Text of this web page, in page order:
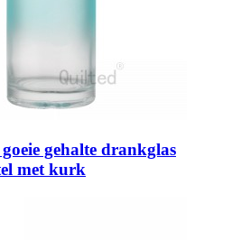
gehalte drankglas
met kurk